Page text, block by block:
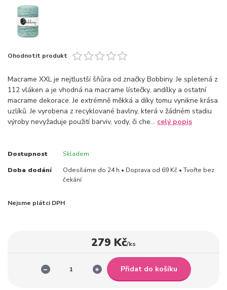
Ohodnotit produkt
Macrame XXL je nejtlustší šňůra od značky Bobbiny. Je spletená z
112 vláken a je vhodná na macrame lístečky, andílky a ostatní
macrame dekorace. Je extrémně měkká a díky tomu vynikne krása
uzlíků. Je vyrobena z recyklované bavlny, která v žádném stadiu
výroby nevyžaduje použití barviv, vody, či che... celý popis
Dostupnost Skladem
Doba dodání
Odesíláme do 24 h • Doprava od 69 Kč • Tvořte bez
čekání
Nejsme plátci DPH
279 Kč/ks
Přidat do košíku